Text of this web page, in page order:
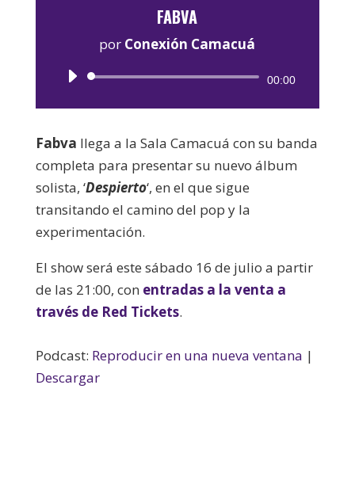
FABVA
por Conexión Camacuá
Reproductor
00:00
Fabva llega a la Sala Camacuá con su banda
completa para presentar su nuevo álbum
solista, ‘Despierto‘, en el que sigue
transitando el camino del pop y la
experimentación.
El show será este sábado 16 de julio a partir
de las 21:00, con entradas a la venta a
través de Red Tickets.
Podcast: Reproducir en una nueva ventana |
Descargar